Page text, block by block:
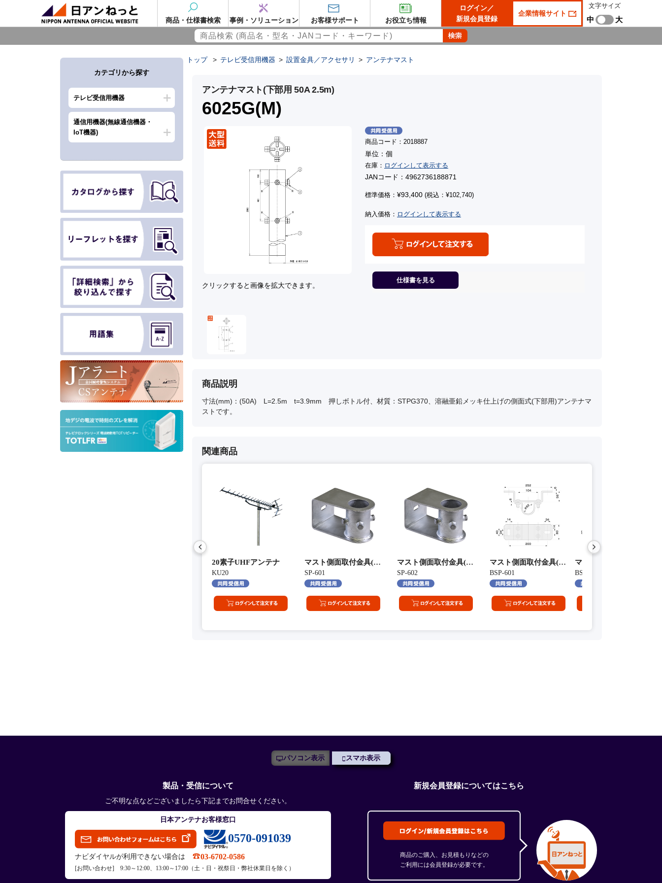
商品・仕様書検索 事例・ソリューション お客様サポート お役立ち情報
ログイン／
新規会員登録
企業情報サイト
文字サイズ
中 大
カテゴリから探す
テレビ受信用機器
通信用機器(無線通信機器・
IoT機器)
トップ > テレビ受信用機器 > 設置金具／アクセサリ > アンテナマスト
アンテナマスト(下部用 50A 2.5m)
6025G(M)
クリックすると画像を拡大できます。
商品コード：2018887
単位：個
在庫： ログインして表示する
JANコード：4962736188871
標準価格： ¥93,400 (税込：¥102,740)
納入価格： ログインして表示する
仕様書を見る
商品説明
寸法(mm)：(50A) L=2.5m t=3.9mm 押しボトル付、材質：STPG370、溶融亜鉛メッキ仕上げの側面式(下部用)アンテナマ
ストです。
関連商品
60cm型BS・110°CSアンテナ(右左旋円偏波受信用)
20素子UHFアンテナ
KU20
マスト側面取付金具(50A 中間用)
SP-601
マスト側面取付金具(50A 底用)
SP-602
マスト側面取付金具(50A 中間用)
BSP-601
マスト側面取付金具(50A
BSP-602
パソコン表示 スマホ表示
製品・受信について
ご不明な点などございましたら下記までお問合せください。
日本アンテナお客様窓口
0570-091039
ナビダイヤルが利用できない場合は 03-6702-0586
[お問い合わせ] 9:30～12:00、13:00～17:00（土・日・祝祭日・弊社休業日を除く）
新規会員登録についてはこちら
商品のご購入、お見積もりなどの
ご利用には会員登録が必要です。